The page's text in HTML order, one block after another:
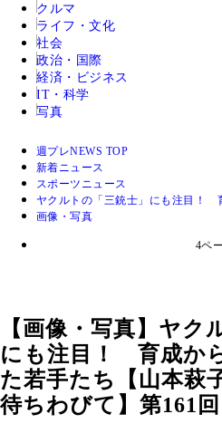
クルマ
ライフ・文化
社会
政治・国際
経済・ビジネス
IT・科学
写真
週プレNEWS TOP
新着ニュース
スポーツニュース
ヤクルトの「三銃士」にも注目！
画像・写真
4ペ
【画像・写真】ヤク
にも注目！ 育成か
た若手たち【山本萩
待ちわびて】第161